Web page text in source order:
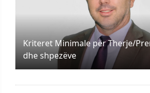
Kriteret Minimale për Therje/
dhe shpezëve